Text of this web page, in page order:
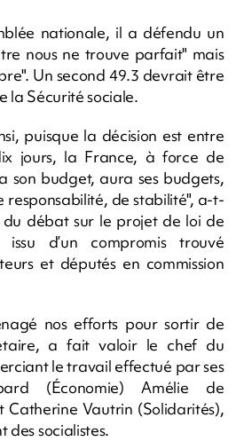
nationale, il a défendu un
nous ne trouve parfait" mais
Un second 49.3 devrait être
la Sécurité sociale.
puisque la décision est entre
jours, la France, à force de
son budget, aura ses budgets,
responsabilité, de stabilité", a-t-
du débat sur le projet de loi de
d’un compromis trouvé
et députés en commission
nos efforts pour sortir de
a fait valoir le chef du
le travail effectué par ses
(Économie) Amélie de
Catherine Vautrin (Solidarités),
des socialistes.